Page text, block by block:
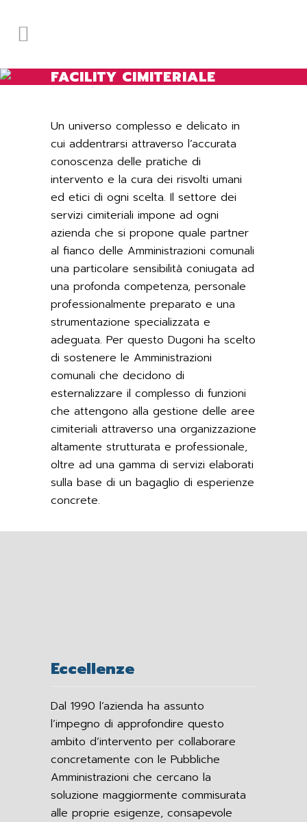
FACILITY CIMITERIALE
Un universo complesso e delicato in
cui addentrarsi attraverso l’accurata
conoscenza delle pratiche di
intervento e la cura dei risvolti umani
ed etici di ogni scelta. Il settore dei
servizi cimiteriali impone ad ogni
azienda che si propone quale partner
al fianco delle Amministrazioni comunali
una particolare sensibilità coniugata ad
una profonda competenza, personale
professionalmente preparato e una
strumentazione specializzata e
adeguata. Per questo Dugoni ha scelto
di sostenere le Amministrazioni
comunali che decidono di
esternalizzare il complesso di funzioni
che attengono alla gestione delle aree
cimiteriali attraverso una organizzazione
altamente strutturata e professionale,
oltre ad una gamma di servizi elaborati
sulla base di un bagaglio di esperienze
concrete.
Eccellenze
Dal 1990 l’azienda ha assunto
l’impegno di approfondire questo
ambito d’intervento per collaborare
concretamente con le Pubbliche
Amministrazioni che cercano la
soluzione maggiormente commisurata
alle proprie esigenze, consapevole